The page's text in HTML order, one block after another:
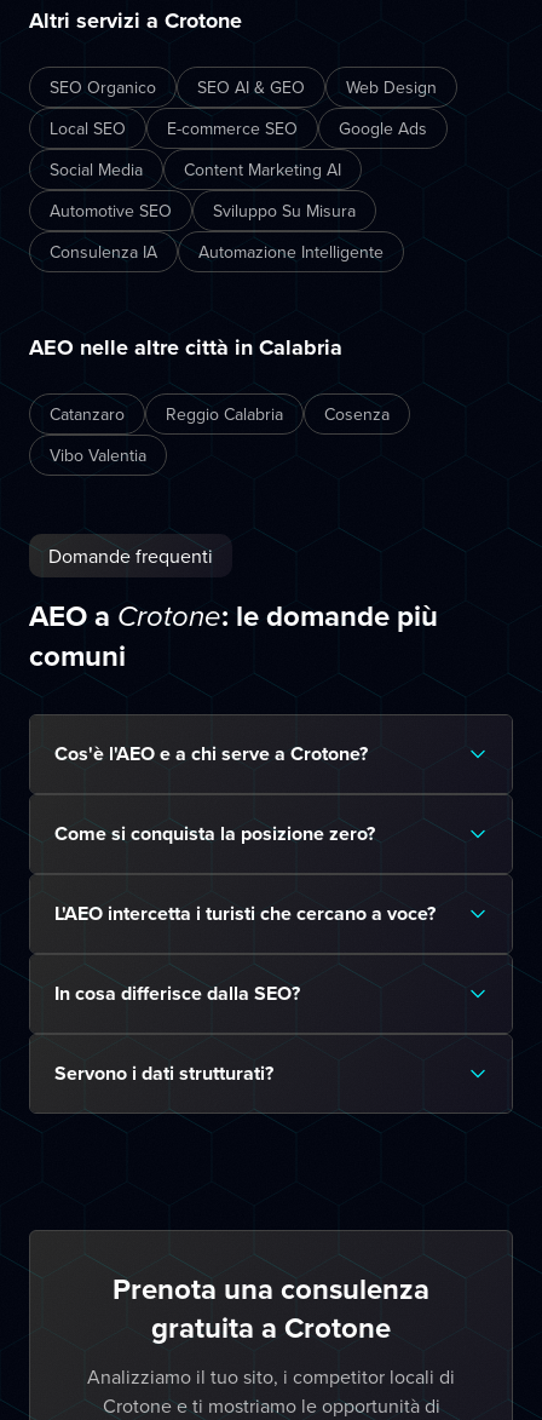
Altri servizi a Crotone
SEO Organico SEO AI & GEO
Web Design
Local SEO
E-commerce SEO
Google Ads
Social Media
Content Marketing AI
Automotive SEO
Sviluppo Su Misura
Consulenza IA
Automazione Intelligente
AEO nelle altre città in Calabria
Catanzaro Reggio Calabria
Cosenza
Vibo Valentia
Domande frequenti
AEO a Crotone: le domande più
comuni
Cos'è l'AEO e a chi serve a Crotone?
Come si conquista la posizione zero?
L'AEO intercetta i turisti che cercano a voce?
In cosa differisce dalla SEO?
Servono i dati strutturati?
Prenota una consulenza
gratuita a Crotone
Analizziamo il tuo sito, i competitor locali di
Crotone e ti mostriamo le opportunità di